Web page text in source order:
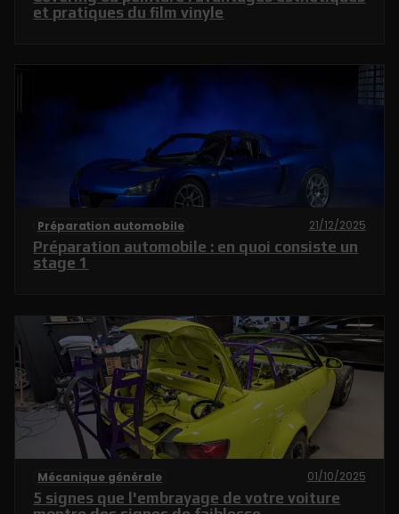
et pratiques du film vinyle
Préparation automobile 21/12/2025
Préparation automobile : en quoi consiste un
stage 1
Mécanique générale 01/10/2025
5 signes que l'embrayage de votre voiture